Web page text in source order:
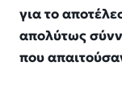
για το
απολύτως
που